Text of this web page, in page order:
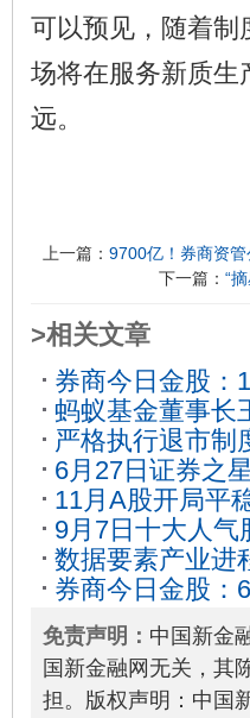
可以预见，随着制
场将在服务新质生
远。
上一篇： 9700亿！券商资
下一篇： “
>相关文章
券商今日金股：
蚂蚁基金董事长
普惠、温暖四大
严格执行退市制
6月27日证券之
11月A股开局平
今日上涨0.31%
9月7日十大人气
数据要素产业进
涨0.16%2023-
券商今日金股：
免责声明： 中国新金
国新金融网无关，其
担。版权声明：中国